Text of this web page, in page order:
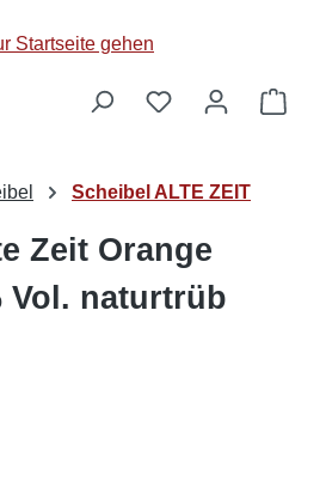
Scheibel ALTE ZEIT
Zeit Orange
Vol. naturtrüb